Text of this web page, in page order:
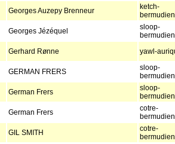
Georges Auzepy Brenneur
ketch-
bermudien
Georges Jézéquel
sloop-
bermudien
Gerhard Rønne yawl-
GERMAN FRERS
sloop-
bermudien
German Frers
sloop-
bermudien
German Frers
cotre-
bermudien
GIL SMITH
cotre-
bermudien